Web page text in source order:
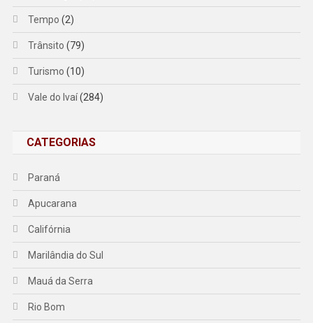
Tempo (2)
Trânsito (79)
Turismo (10)
Vale do Ivaí(284)
CATEGORIAS
Paraná
Apucarana
Califórnia
Marilândia do Sul
Mauá da Serra
Rio Bom